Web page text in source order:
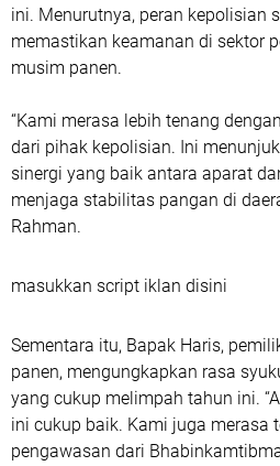
ini. Menurutnya, peran kepolisian
memastikan keamanan di sektor
musim panen.
“Kami merasa lebih tenang
dari pihak kepolisian. Ini
sinergi yang baik antara aparat
menjaga stabilitas pangan di
Rahman.
masukkan script iklan disini
Sementara itu, Bapak Haris,
panen, mengungkapkan rasa
yang cukup melimpah tahun ini.
ini cukup baik. Kami juga merasa
pengawasan dari